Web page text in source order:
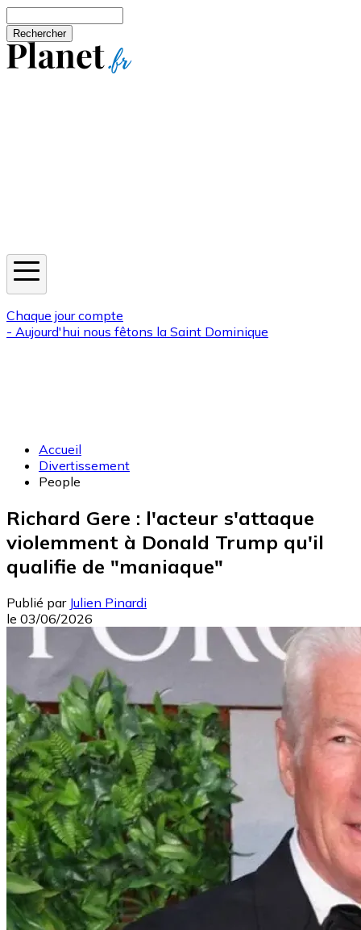
Chaque jour compte
- Aujourd'hui nous fêtons la Saint Dominique
Accueil
Divertissement
People
Richard Gere : l'acteur s'attaque
violemment à Donald Trump qu'il
qualifie de "maniaque"
Publié par Julien Pinardi
le 03/06/2026